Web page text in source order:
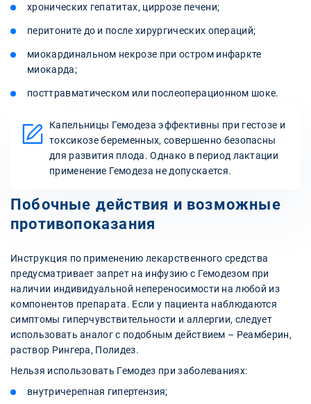
хронических гепатитах, циррозе печени;
перитоните до и после хирургических операций;
миокардинальном некрозе при остром инфаркте
миокарда;
посттравматическом или послеоперационном шоке.
Капельницы Гемодеза эффективны при гестозе и
токсикозе беременных, совершенно безопасны
для развития плода. Однако в период лактации
применение Гемодеза не допускается.
Побочные действия и возможные
противопоказания
Инструкция по применению лекарственного средства
предусматривает запрет на инфузию с Гемодезом при
наличии индивидуальной непереносимости на любой из
компонентов препарата. Если у пациента наблюдаются
симптомы гиперчувствительности и аллергии, следует
использовать аналог с подобным действием – Реамберин,
раствор Рингера, Полидез.
Нельзя использовать Гемодез при заболеваниях:
внутричерепная гипертензия;